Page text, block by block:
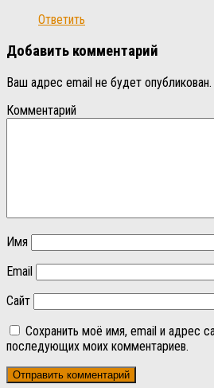
Ответить
Добавить комментарий
Ваш адрес email не будет опубликован.
Комментарий
Имя
Email
Сайт
Сохранить моё имя, email и адрес
последующих моих комментариев.